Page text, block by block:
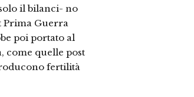
il bilanci- no
Prima Guerra
poi portato al
come quelle post
fertilità